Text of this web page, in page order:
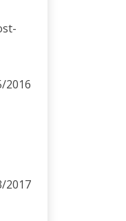
2016
2017